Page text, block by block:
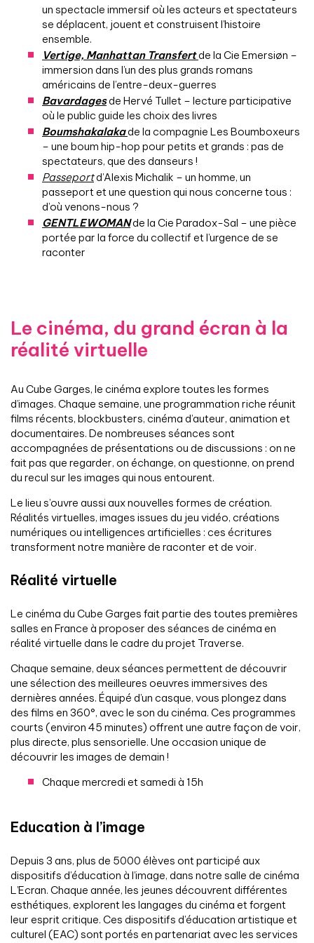
un spectacle immersif où les acteurs et spectateurs
se déplacent, jouent et construisent l’histoire
ensemble.
Vertige, Manhattan Transfertde la Cie Emersiøn –
immersion dans l’un des plus grands romans
américains de l’entre-deux-guerres
Bavardagesde Hervé Tullet – lecture participative
où le public guide les choix des livres
Boumshakalaka de la compagnie Les Boumboxeurs
– une boum hip-hop pour petits et grands : pas de
spectateurs, que des danseurs !
Passeportd’Alexis Michalik – un homme, un
passeport et une question qui nous concerne tous :
d’où venons-nous ?
GENTLEWOMANde la Cie Paradox-Sal – une pièce
portée par la force du collectif et l’urgence de se
raconter
Le cinéma, du grand écran à la
réalité virtuelle
Au Cube Garges, le cinéma explore toutes les formes
d’images. Chaque semaine, une programmation riche réunit
films récents, blockbusters, cinéma d’auteur, animation et
documentaires. De nombreuses séances sont
accompagnées de présentations ou de discussions : on ne
fait pas que regarder, on échange, on questionne, on prend
du recul sur les images qui nous entourent.
Le lieu s’ouvre aussi aux nouvelles formes de création.
Réalités virtuelles, images issues du jeu vidéo, créations
numériques ou intelligences artificielles : ces écritures
transforment notre manière de raconter et de voir.
Réalité virtuelle
Le cinéma du Cube Garges fait partie des toutes premières
salles en France à proposer des séances de cinéma en
réalité virtuelle dans le cadre du projet Traverse.
Chaque semaine, deux séances permettent de découvrir
une sélection des meilleures oeuvres immersives des
dernières années. Équipé d’un casque, vous plongez dans
des films en 360°, avec le son du cinéma. Ces programmes
courts (environ 45 minutes) offrent une autre façon de voir,
plus directe, plus sensorielle. Une occasion unique de
découvrir les images de demain !
Chaque mercredi et samedi à 15h
Education à l’image
Depuis 3 ans, plus de 5000 élèves ont participé aux
dispositifs d’éducation à l’image, dans notre salle de cinéma
L’Ecran. Chaque année, les jeunes découvrent différentes
esthétiques, explorent les langages du cinéma et forgent
leur esprit critique. Ces dispositifs d’éducation artistique et
culturel (EAC) sont portés en partenariat avec les services